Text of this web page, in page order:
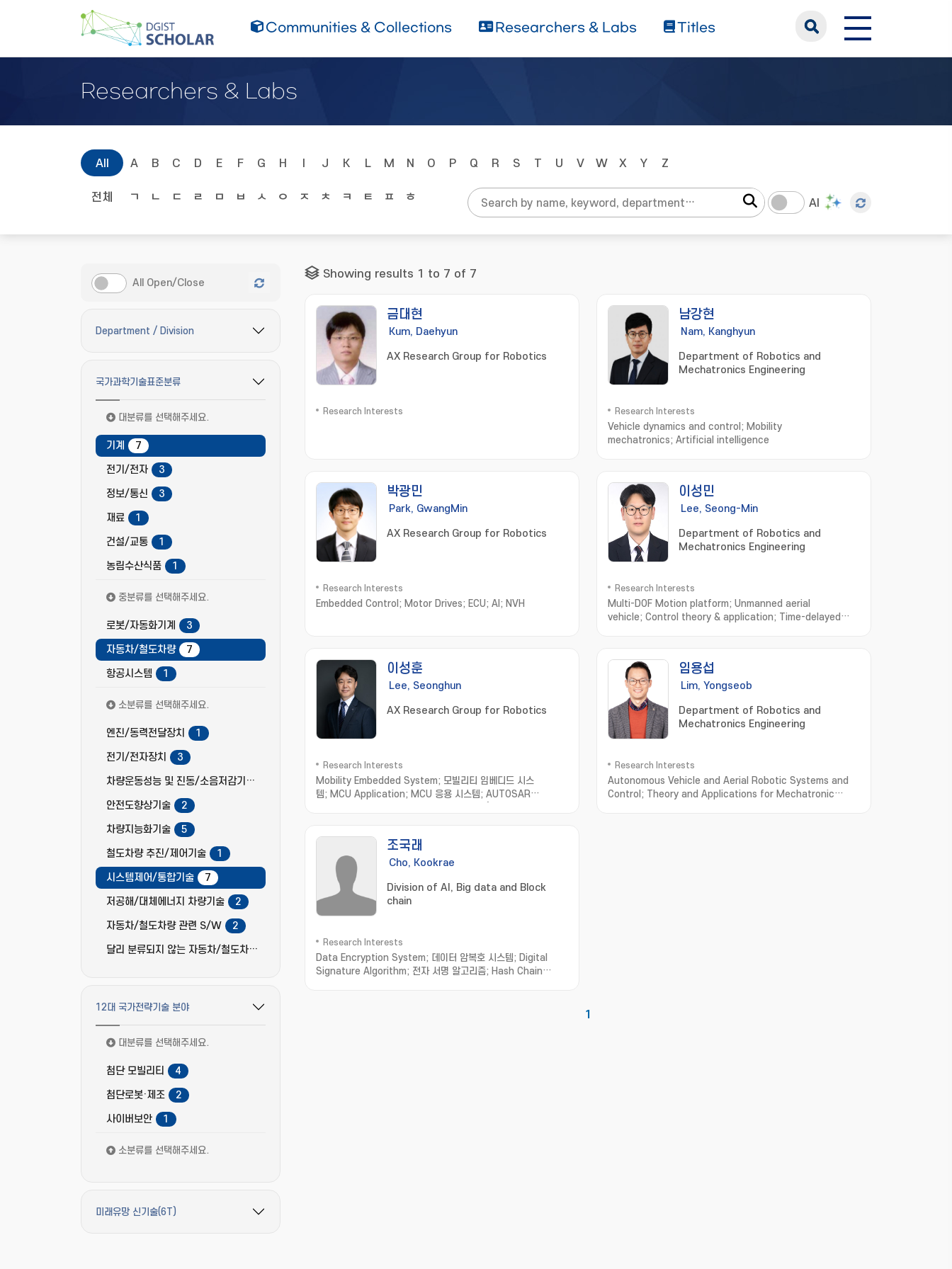
Communities & Collections Researchers & Labs Titles
Researchers & Labs
All A B C D E F G H J K L M N O P Q R S T U V W X Y Z
전체 ㄱ ㄴ ㄷ ㄹ ㅁ ㅂ ㅅ ㅇ ㅈ ㅊ ㅋ ㅌ ㅍ ㅎ AI
All Open/Close
Department / Division
필터 옵션 펼치기/접기
국가과학기술표준분류
필터 옵션 펼치기/접기
대분류를 선택해주세요.
기계
7
전기/전자
3
정보/통신
3
재료
1
건설/교통
1
농림수산식품
1
중분류를 선택해주세요.
로봇/자동화기계
3
자동차/철도차량
7
항공시스템
1
소분류를 선택해주세요.
엔진/동력전달장치
1
전기/전자장치
3
차량운동성능 및 진동/소음저감기술
안전도향상기술
2
차량지능화기술
5
철도차량 추진/제어기술
1
시스템제어/통합기술
7
저공해/대체에너지 차량기술
2
자동차/철도차량 관련 S/W
2
달리 분류되지 않는 자동차/철도차량
12대 국가전략기술 분야
필터 옵션 펼치기/접기
대분류를 선택해주세요.
첨단 모빌리티
4
첨단로봇·제조
2
사이버보안
1
소분류를 선택해주세요.
미래유망 신기술(6T)
필터 옵션 펼치기/접기
Showing results 1 to 7 of 7
금대현
Kum, Daehyun
AX Research Group for Robotics
Research Interests
남강현
Nam, Kanghyun
Department of Robotics and
Mechatronics Engineering
Research Interests
Vehicle dynamics and control; Mobility
mechatronics; Artificial intelligence
박광민
Park, GwangMin
AX Research Group for Robotics
Research Interests
Embedded Control; Motor Drives; ECU; AI; NVH
이성민
Lee, Seong-Min
Department of Robotics and
Mechatronics Engineering
Research Interests
Multi-DOF Motion platform; Unmanned aerial
vehicle; Control theory & application; Time-delayed
이성훈
Lee, Seonghun
AX Research Group for Robotics
Research Interests
Mobility Embedded System; 모빌리티 임베디드 시스
템; MCU Application; MCU 응용 시스템; AUTOSAR
Infineon Automotive) Lab
임용섭
Lim, Yongseob
Department of Robotics and
Mechatronics Engineering
Research Interests
Autonomous Vehicle and Aerial Robotic Systems and
Control; Theory and Applications for Mechatronic
조국래
Cho, Kookrae
Division of AI, Big data and Block
chain
Research Interests
Data Encryption System; 데이터 암복호 시스템; Digital
Signature Algorithm; 전자 서명 알고리즘; Hash Chain
1